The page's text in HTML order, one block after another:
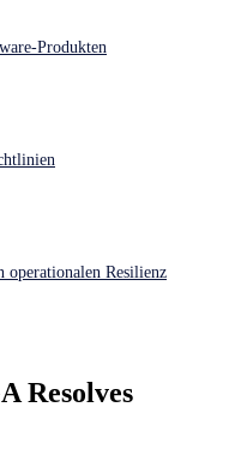
Hilfe an
Produkten
operationalen Resilienz
Resolves